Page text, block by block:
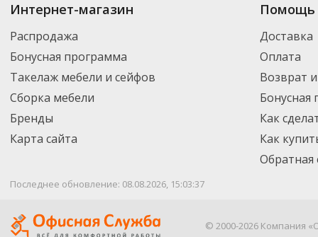
Интернет-магазин
Распродажа
Бонусная программа
Такелаж мебели и сейфов
Сборка мебели
Бренды
Карта сайта
Помощь
Доставка
Оплата
Возврат
Бонусная
Как
Как
Обратная
Последнее обновление: 08.08.2026, 15:03:37
© 2000-2026 Компания